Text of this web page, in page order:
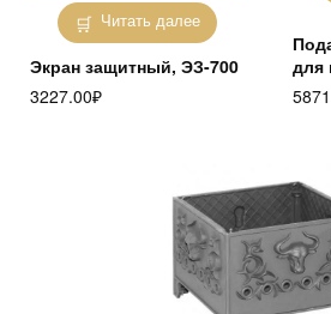
Читать далее
Экран защитный, ЭЗ-700
3227.00₽
для